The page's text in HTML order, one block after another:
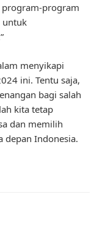
program
untuk
menyikapi
ini. Tentu saja,
bagi salah
kita tetap
dan memilih
depan Indonesia.